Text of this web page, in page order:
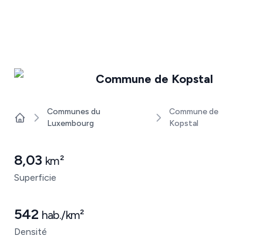
Commune de Kopstal
Communes du
Luxembourg
Commune de
Kopstal
Superficie
8,03 km²
Densité
542 hab./km²